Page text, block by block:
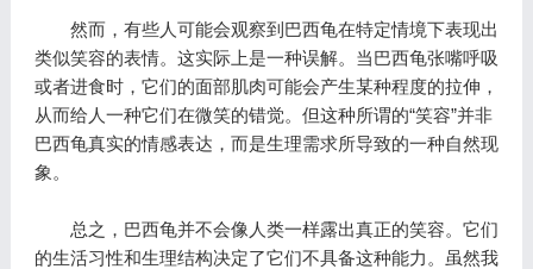
然而，有些人可能会观察到巴西龟在特定情境下表现出
类似笑容的表情。这实际上是一种误解。当巴西龟张嘴呼吸
或者进食时，它们的面部肌肉可能会产生某种程度的拉伸，
从而给人一种它们在微笑的错觉。但这种所谓的“笑容”并非
巴西龟真实的情感表达，而是生理需求所导致的一种自然现
象。
总之，巴西龟并不会像人类一样露出真正的笑容。它们
的生活习性和生理结构决定了它们不具备这种能力。虽然我